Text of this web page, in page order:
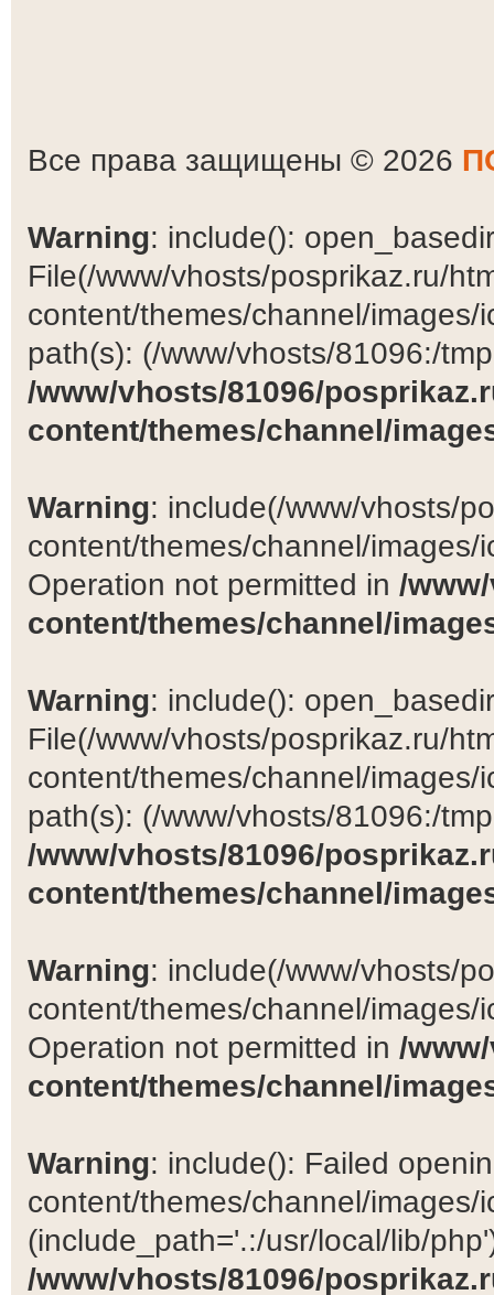
Все права защищены © 2026
Warning: include():
File(/www/vhosts/posprikaz.ru/
content/themes/channel/
path(s): (/www/vhosts/81096:/
/www/vhosts/81096/
content/themes/channel/
Warning: include(/www/vhosts/
content/themes/channel/
Operation not permitted in /
content/themes/channel/
Warning: include():
File(/www/vhosts/posprikaz.ru/
content/themes/channel/
path(s): (/www/vhosts/81096:/
/www/vhosts/81096/
content/themes/channel/
Warning: include(/www/vhosts/
content/themes/channel/
Operation not permitted in /
content/themes/channel/
Warning: include(): Failed
content/themes/channel/images/
(include_path='.:/usr/local/lib/
/www/vhosts/81096/